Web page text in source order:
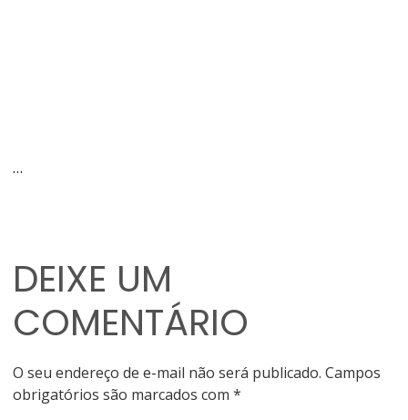
…
DEIXE UM
COMENTÁRIO
O seu endereço de e-mail não será publicado. Campos
obrigatórios são marcados com*